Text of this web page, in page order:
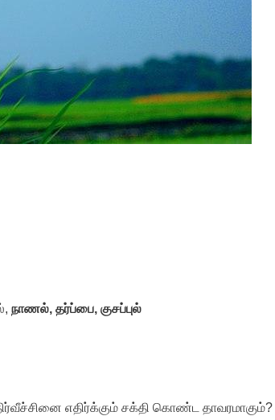
நாணல், தர்ப்பை, குசப்புல்
எதிர்க்கும் சக்தி கொண்ட தாவரமாகும்?